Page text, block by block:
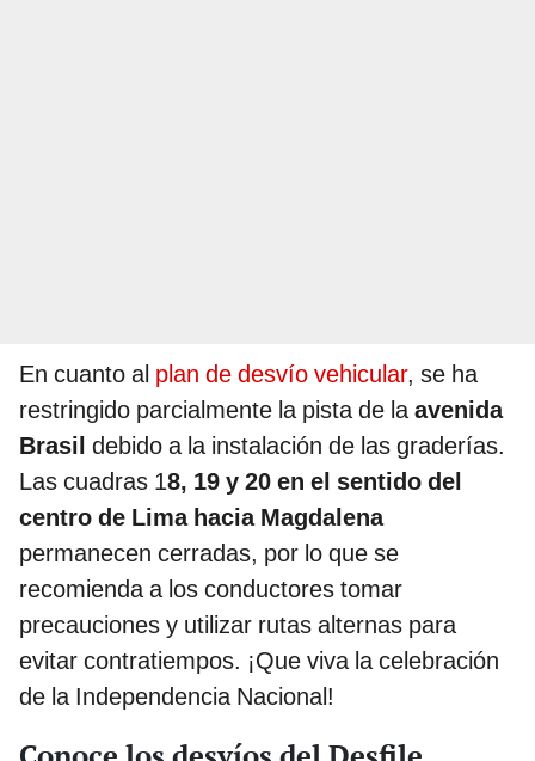
En cuanto al plan de desvío vehicular, se ha
restringido parcialmente la pista de laavenida
Brasil debido a la instalación de las graderías.
Las cuadras 18, 19 y 20 en el sentido del
centro de Lima hacia Magdalena
permanecen cerradas, por lo que se
recomienda a los conductores tomar
precauciones y utilizar rutas alternas para
evitar contratiempos. ¡Que viva la celebración
de la Independencia Nacional!